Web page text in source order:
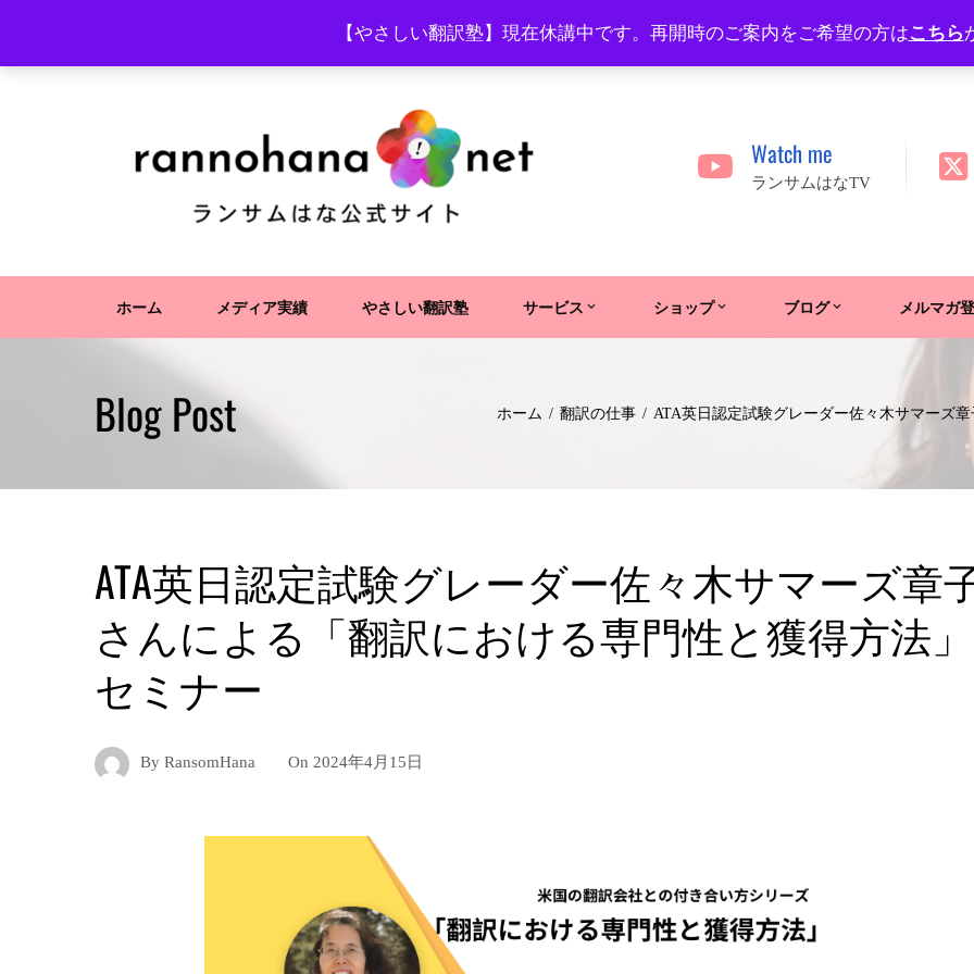
【やさしい翻訳塾】現在休講中です。再開時のご案内をご希望の方はこちら
Watch me
ランサムはなTV
ホーム メディア実績 やさしい翻訳塾 サービス ショップ ブログ メルマガ
Blog Post ホーム 翻訳の仕事 ATA英日認定試験グレーダー佐々木サマーズ
ATA英日認定試験グレーダー佐々木サマーズ章
さんによる「翻訳における専門性と獲得方法」
セミナー
By RansomHana On 2024年4月15日